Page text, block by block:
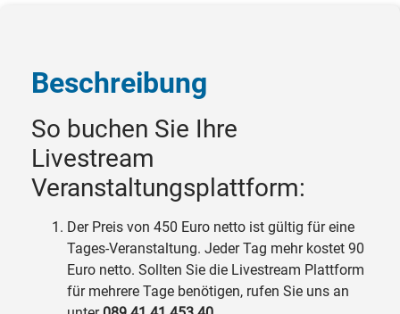
Beschreibung
So buchen Sie Ihre
Livestream
Veranstaltungsplattform:
Der Preis von 450 Euro netto ist gültig für eine
Tages-Veranstaltung. Jeder Tag mehr kostet 90
Euro netto. Sollten Sie die Livestream Plattform
für mehrere Tage benötigen, rufen Sie uns an